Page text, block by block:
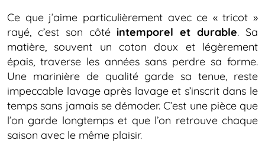
Ce que j’aime particulièrement avec ce « tricot »
rayé, c’est son côté intemporel et durable. Sa
matière, souvent un coton doux et légèrement
épais, traverse les années sans perdre sa forme.
Une marinière de qualité garde sa tenue, reste
impeccable lavage après lavage et s’inscrit dans le
temps sans jamais se démoder. C’est une pièce que
l’on garde longtemps et que l’on retrouve chaque
saison avec le même plaisir.